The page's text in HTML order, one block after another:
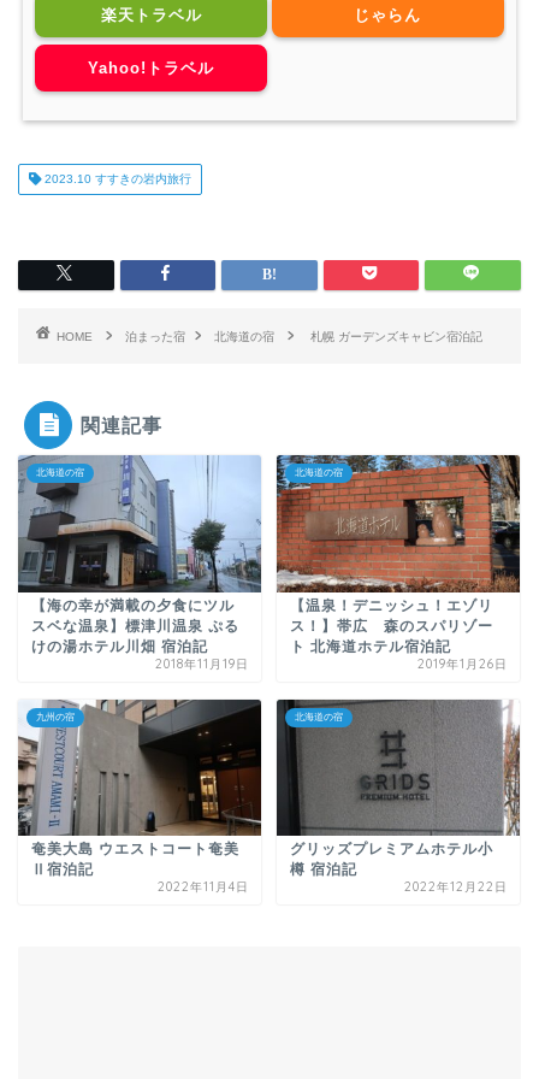
楽天トラベル じゃらん
Yahoo!トラベル
2023.10 すすきの岩内旅行
HOME 泊まった宿 北海道の宿 札幌 ガーデンズキャビン宿泊記
関連記事
北海道の宿
【海の幸が満載の夕食にツル
スベな温泉】標津川温泉 ぷる
けの湯ホテル川畑 宿泊記
2018年11月19日
北海道の宿
【温泉！デニッシュ！エゾリ
ス！】帯広 森のスパリゾー
ト 北海道ホテル宿泊記
2019年1月26日
九州の宿
奄美大島 ウエストコート奄美
Ⅱ宿泊記
2022年11月4日
北海道の宿
グリッズプレミアムホテル小
樽 宿泊記
2022年12月22日